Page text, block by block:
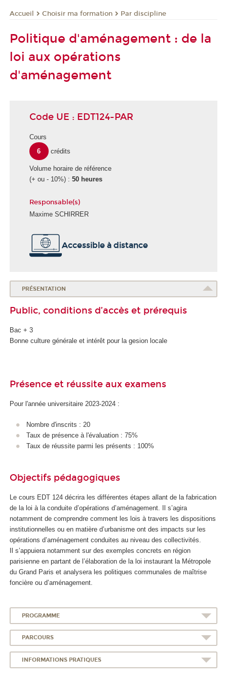
Accueil Choisir ma formation Par discipline
Politique d'aménagement : de la
loi aux opérations
d'aménagement
Code UE : EDT124-PAR
Cours
6
crédits
Volume horaire de référence
(+ ou - 10%) : 50 heures
Responsable(s)
Maxime SCHIRRER
Accessible à distance
PRÉSENTATION
Public, conditions d’accès et prérequis
Bac + 3
Bonne culture générale et intérêt pour la gesion locale
Présence et réussite aux examens
Pour l'année universitaire 2023-2024 :
Nombre d'inscrits : 20
Taux de présence à l'évaluation : 75%
Taux de réussite parmi les présents : 100%
Objectifs pédagogiques
Le cours EDT 124 décrira les différentes étapes allant de la fabrication
de la loi à la conduite d’opérations d’aménagement. Il s’agira
notamment de comprendre comment les lois à travers les dispositions
institutionnelles ou en matière d’urbanisme ont des impacts sur les
opérations d’aménagement conduites au niveau des collectivités.
Il s’appuiera notamment sur des exemples concrets en région
parisienne en partant de l’élaboration de la loi instaurant la Métropole
du Grand Paris et analysera les politiques communales de maîtrise
foncière ou d’aménagement.
PROGRAMME
PARCOURS
INFORMATIONS PRATIQUES